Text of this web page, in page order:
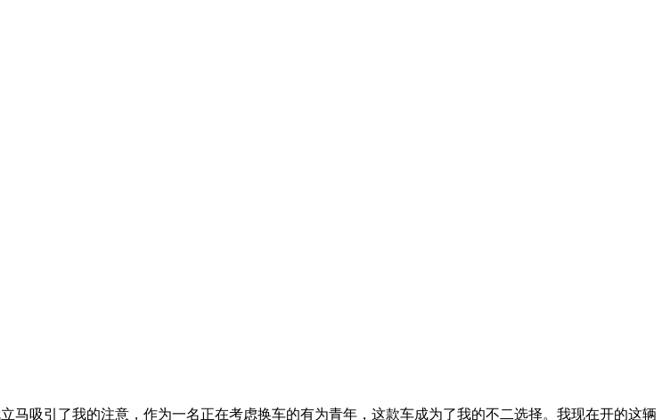
吸引了我的注意，作为一名正在考虑换车的有为青年，这款车成为了我的不二选择。我现在开的这辆